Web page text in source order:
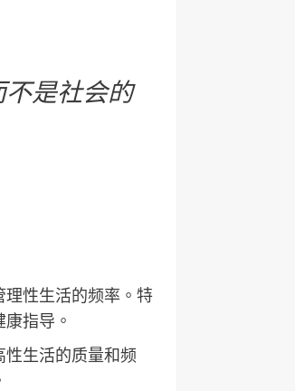
是社会的
性生活的频率。特
指导。
生活的质量和频